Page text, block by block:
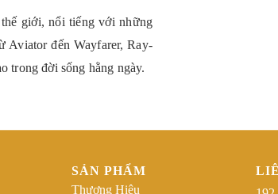
giới, nổi tiếng với những
Aviator đến Wayfarer, Ray-
trong đời sống hằng ngày.
SẢN PHẨM
Thương Hiệu